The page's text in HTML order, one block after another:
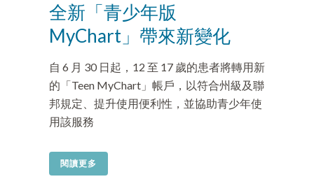
全新「青少年版
MyChart」帶來新變化
自 6 月 30 日起，12 至 17 歲的患者將轉用新
的「Teen MyChart」帳戶，以符合州級及聯
邦規定、提升使用便利性，並協助青少年使
用該服務
閱讀更多